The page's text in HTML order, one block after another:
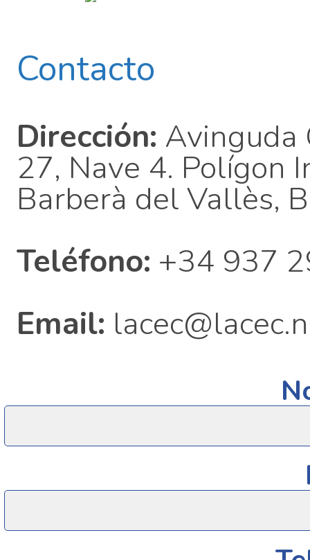
Contacto
Dirección: Avinguda
27, Nave 4. Polígon
Barberà del Vallès,
Teléfono: +34 937
Email: